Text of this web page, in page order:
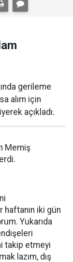
gerileme
alım için
açıkladı.
Memiş
iki gün
Yukarıda
takip etmeyi
lazım, dış